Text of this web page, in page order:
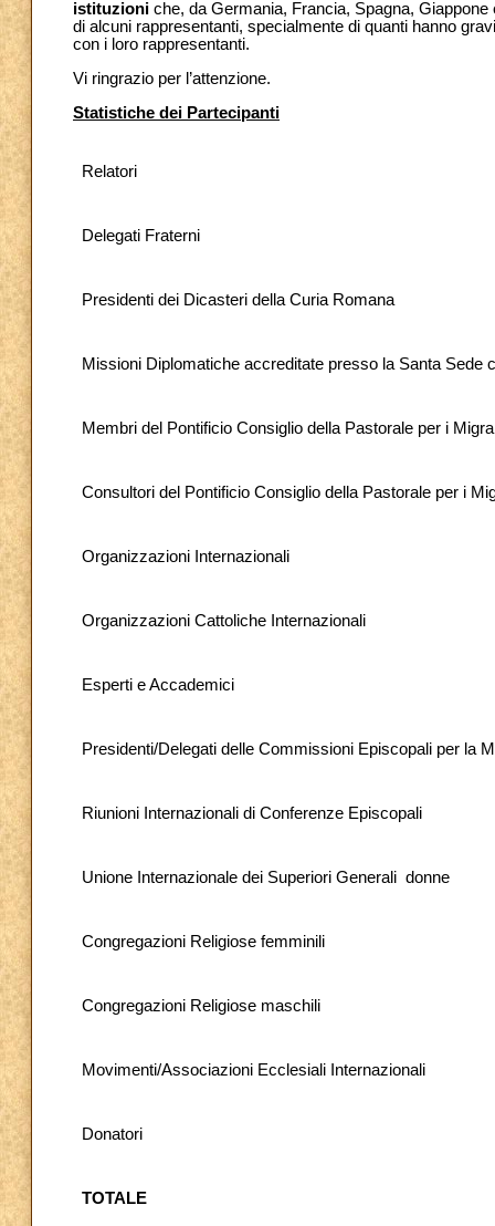
istituzioni che, da Germania, Francia, Spagna,
di alcuni rappresentanti, specialmente di quanti hanno
con i loro rappresentanti.
Vi ringrazio per l’attenzione.
Statistiche dei Partecipanti
Relatori
Delegati Fraterni
Presidenti dei Dicasteri della Curia Romana
Missioni Diplomatiche accreditate presso la Santa Sede
Membri del Pontificio Consiglio della Pastorale per i
Consultori del Pontificio Consiglio della Pastorale per i
Organizzazioni Internazionali
Organizzazioni Cattoliche Internazionali
Esperti e Accademici
Presidenti/Delegati delle Commissioni Episcopali per la
Riunioni Internazionali di Conferenze Episcopali
Unione Internazionale dei Superiori Generali donne
Congregazioni Religiose femminili
Congregazioni Religiose maschili
Movimenti/Associazioni Ecclesiali Internazionali
Donatori
TOTALE